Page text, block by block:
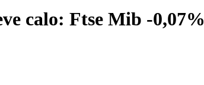
calo: Ftse Mib -0,07%